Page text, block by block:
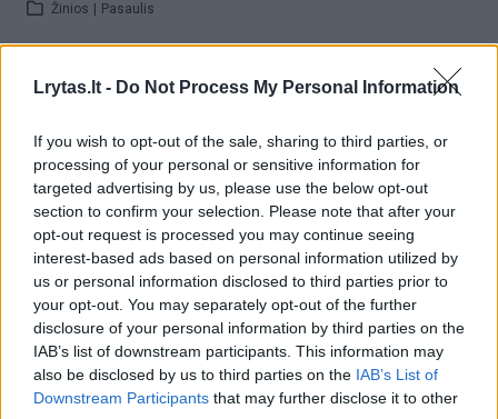
Lrytas.lt - Do Not Process My Personal Information
If you wish to opt-out of the sale, sharing to third parties, or
processing of your personal or sensitive information for
targeted advertising by us, please use the below opt-out
section to confirm your selection. Please note that after your
opt-out request is processed you may continue seeing
interest-based ads based on personal information utilized by
us or personal information disclosed to third parties prior to
your opt-out. You may separately opt-out of the further
disclosure of your personal information by third parties on the
IAB’s list of downstream participants. This information may
also be disclosed by us to third parties on the IAB’s List of
Downstream Participants that may further disclose it to other
Žinios Pasaulis
Visi įrašai
Žiūrimiausi įrašai
00:00:30
Vaizdai iš tragiškos avarijos Vilniaus r.: dviejų moterų ir
vaiko gyvybių išgelbėti nepavyko
Žinios | Lietuvos diena
00:00:57
Savaitės vidurys nusimato karštas: temperatūra kils iki